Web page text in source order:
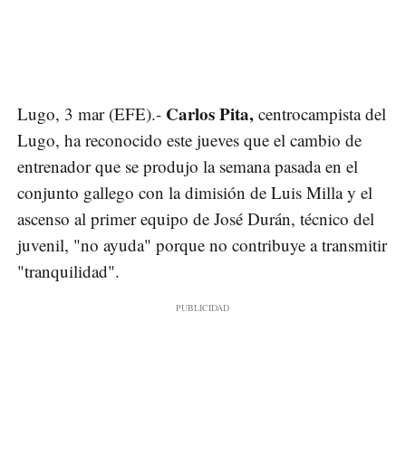
Lugo, 3 mar (EFE).- Carlos Pita, centrocampista del
Lugo, ha reconocido este jueves que el cambio de
entrenador que se produjo la semana pasada en el
conjunto gallego con la dimisión de Luis Milla y el
ascenso al primer equipo de José Durán, técnico del
juvenil, "no ayuda" porque no contribuye a transmitir
"tranquilidad".